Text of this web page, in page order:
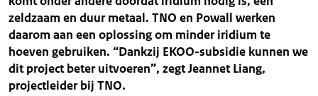
zeldzaam en duur metaal. TNO en Powall werken
daarom aan een oplossing om minder iridium te
hoeven gebruiken. “Dankzij EKOO-subsidie kunnen we
dit project beter uitvoeren”, zegt Jeannet Liang,
projectleider bij TNO.